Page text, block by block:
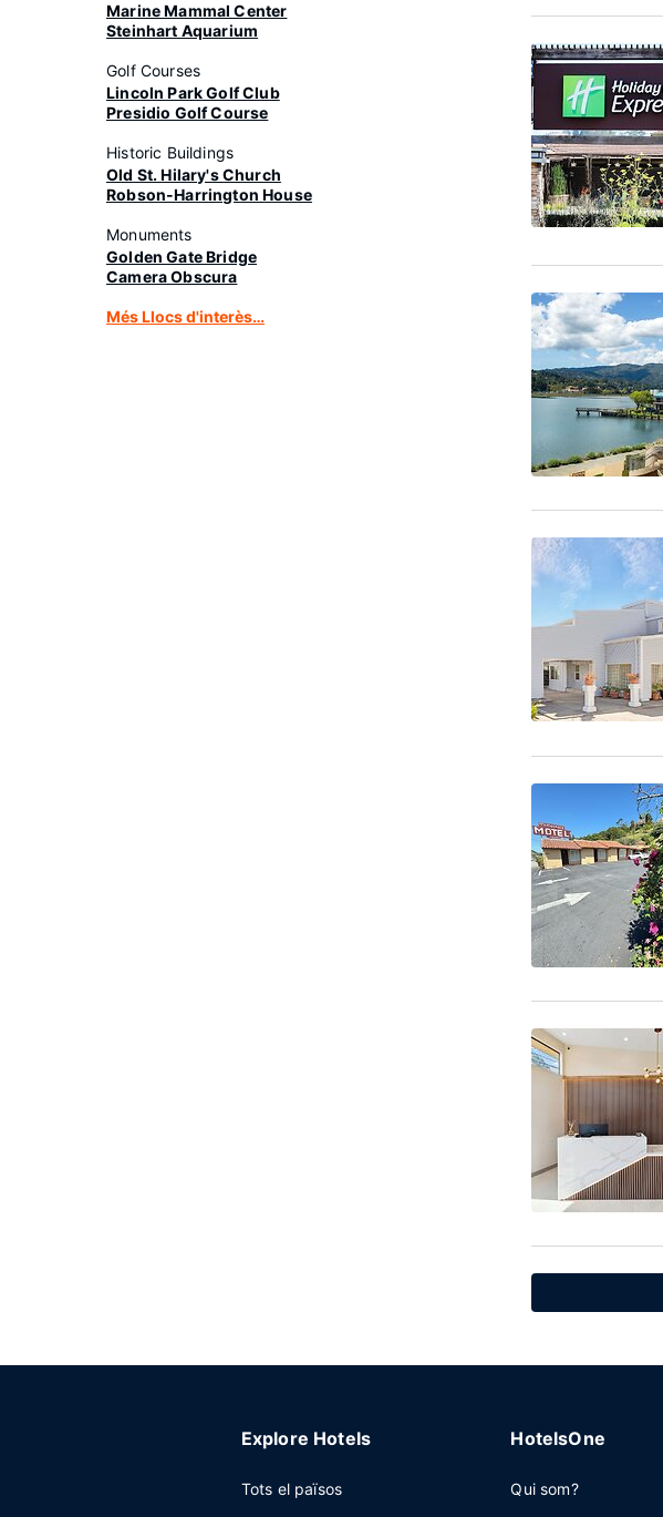
Marine Mammal Center
Steinhart Aquarium
Golf Courses
Lincoln Park Golf Club
Presidio Golf Course
Historic Buildings
Old St. Hilary's Church
Robson-Harrington House
Monuments
Golden Gate Bridge
Camera Obscura
Més Llocs d'interès…
Explore Hotels
Tots el països
HotelsOne
Qui som?